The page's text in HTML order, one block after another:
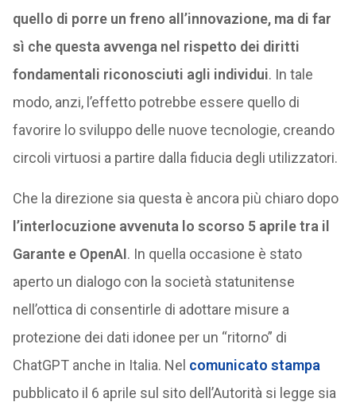
quello di porre un freno all’innovazione, ma di far
sì che questa avvenga nel rispetto dei diritti
fondamentali riconosciuti agli individui. In tale
modo, anzi, l’effetto potrebbe essere quello di
favorire lo sviluppo delle nuove tecnologie, creando
circoli virtuosi a partire dalla fiducia degli utilizzatori.
Che la direzione sia questa è ancora più chiaro dopo
l’interlocuzione avvenuta lo scorso 5 aprile tra il
Garante e OpenAI. In quella occasione è stato
aperto un dialogo con la società statunitense
nell’ottica di consentirle di adottare misure a
protezione dei dati idonee per un “ritorno” di
ChatGPT anche in Italia. Nel comunicato stampa
pubblicato il 6 aprile sul sito dell’Autorità si legge sia